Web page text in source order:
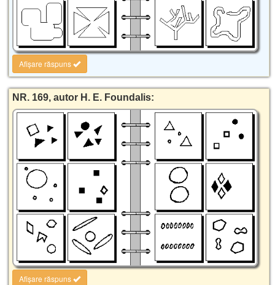
Afișare răspuns
NR. 169, autor H. E. Foundalis:
Afișare răspuns